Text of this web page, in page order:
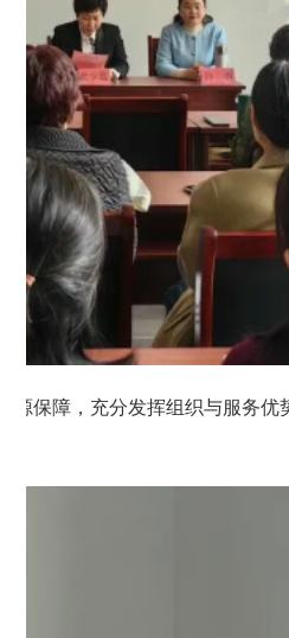
保障，充分发挥组织与服务优